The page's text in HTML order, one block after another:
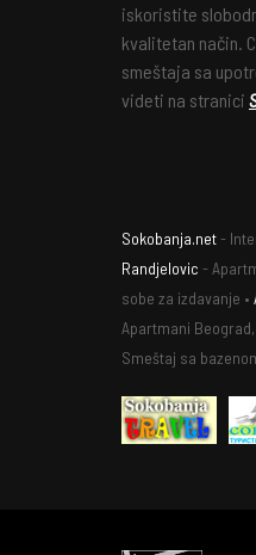
iskoristite
kvalitetan način.
smeštaja sa
videti na stranici
Sokobanja.net-
Randjelovic -
sobe za izdavanje •
Apartmani
Smeštaj sa